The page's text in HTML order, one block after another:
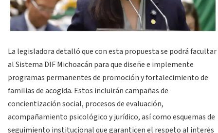
La legisladora detalló que con esta propuesta se podrá facultar
al Sistema DIF Michoacán para que diseñe e implemente
programas permanentes de promoción y fortalecimiento de
familias de acogida. Estos incluirán campañas de
concientización social, procesos de evaluación,
acompañamiento psicológico y jurídico, así como esquemas de
seguimiento institucional que garanticen el respeto al interés